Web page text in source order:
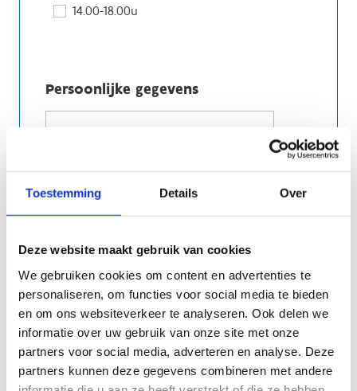
Toestemming Details Over
Deze website maakt gebruik van cookies
We gebruiken cookies om content en advertenties te
personaliseren, om functies voor social media te bieden
en om ons websiteverkeer te analyseren. Ook delen we
informatie over uw gebruik van onze site met onze
partners voor social media, adverteren en analyse. Deze
partners kunnen deze gegevens combineren met andere
14.00-18.00u
Persoonlijke gegevens
Op dit e-mailadres ontvang je de
bevestigingsmail
Op welk nummer kunnen wij je indien nodig